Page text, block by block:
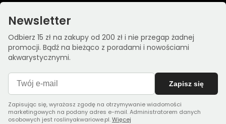
Newsletter
Odbierz 15 zł na zakupy od 200 zł i nie przegap żadnej
promocji. Bądź na bieżąco z poradami i nowościami
akwarystycznymi.
Zapisz się
Zapisując się, wyrażasz zgodę na otrzymywanie wiadomości
marketingowych na podany adres e-mail. Administratorem danych
osobowych jest roslinyakwariowe.pl.Więcej